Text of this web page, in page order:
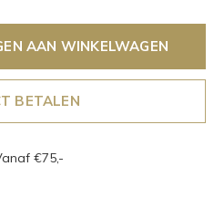
AAN WINKELWAGEN
BETALEN
€75,-